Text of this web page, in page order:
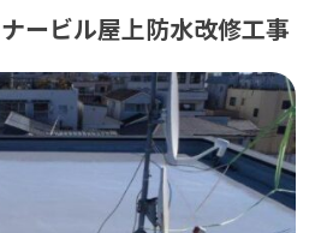
ービル屋上防水改修工事